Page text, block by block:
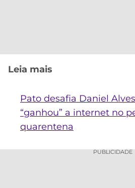
Leia mais
Pato desafia Daniel
“ganhou” a internet no
quarentena
PUBLICIDADE